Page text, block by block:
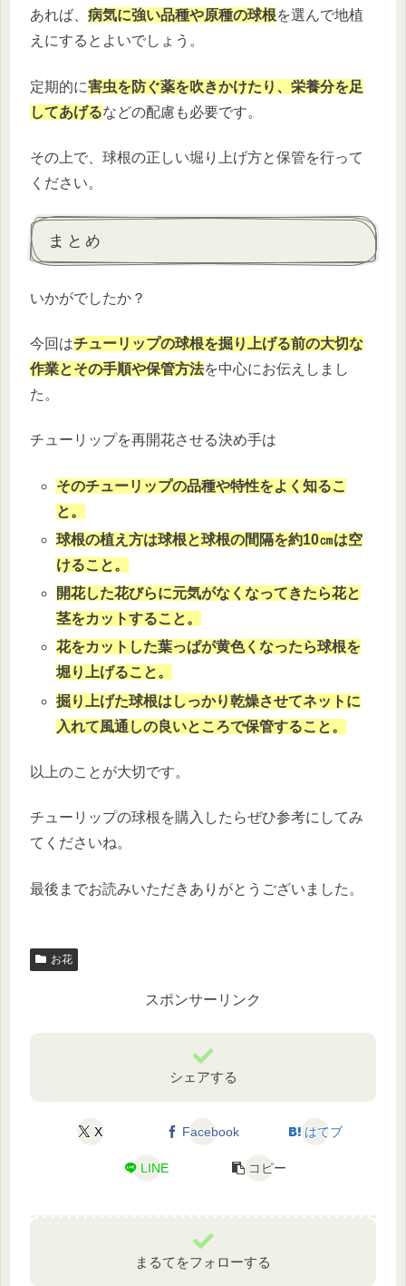
あれば、 病気に強い品種や原種の球根を選んで地植
えにするとよいでしょう。
定期的に害虫を防ぐ薬を吹きかけたり、栄養分を足
してあげるなどの配慮も必要です。
その上で、球根の正しい堀り上げ方と保管を行って
ください。
まとめ
いかがでしたか？
今回はチューリップの球根を掘り上げる前の大切な
作業とその手順や保管方法を中心にお伝えしまし
た。
チューリップを再開花させる決め手は
そのチューリップの品種や特性をよく知るこ
と。
球根の植え方は球根と球根の間隔を約10㎝は空
けること。
開花した花びらに元気がなくなってきたら花と
茎をカットすること。
花をカットした葉っぱが黄色くなったら球根を
堀り上げること。
掘り上げた球根はしっかり乾燥させてネットに
入れて風通しの良いところで保管すること。
以上のことが大切です。
チューリップの球根を購入したらぜひ参考にしてみ
てくださいね。
最後までお読みいただきありがとうございました。
お花
スポンサーリンク
シェアする
X Facebook はてブ
LINE コピー
まるてをフォローする